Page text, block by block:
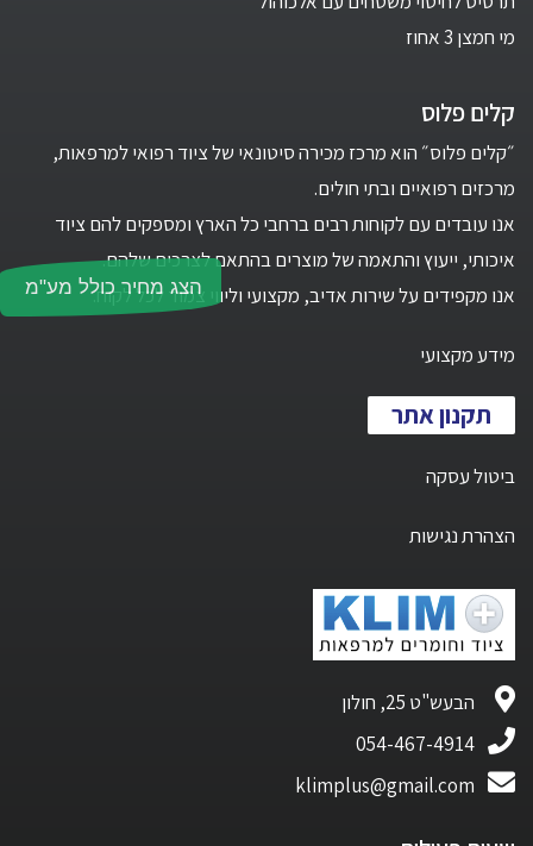
הצג מחיר כולל מע"מ
מי חמצן 3 אחוז
קלים פלוס
״קלים פלוס״ הוא מרכז מכירה סיטונאי של ציוד רפואי למרפאות,
מרכזים רפואיים ובתי חולים.
אנו עובדים עם לקוחות רבים ברחבי כל הארץ ומספקים להם ציוד
איכותי, ייעוץ והתאמה של מוצרים בהתאם לצרכים שלהם.
אנו מקפידים על שירות אדיב, מקצועי וליווי צמוד לכל לקוח.
מידע מקצועי
תקנון אתר
ביטול עסקה
הצהרת נגישות
הבעש"ט 25, חולון
054-467-4914
klimplus@gmail.com